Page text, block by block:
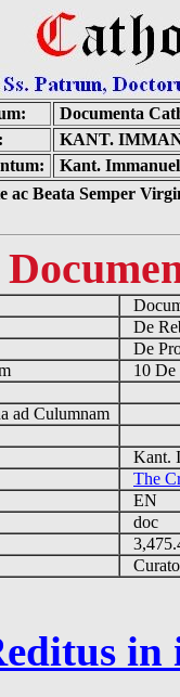
Documenta
KANT.
Kant.
ac Beata Semper
De
De
10 De
ad Culumnam
Kant.
The
EN
doc
in